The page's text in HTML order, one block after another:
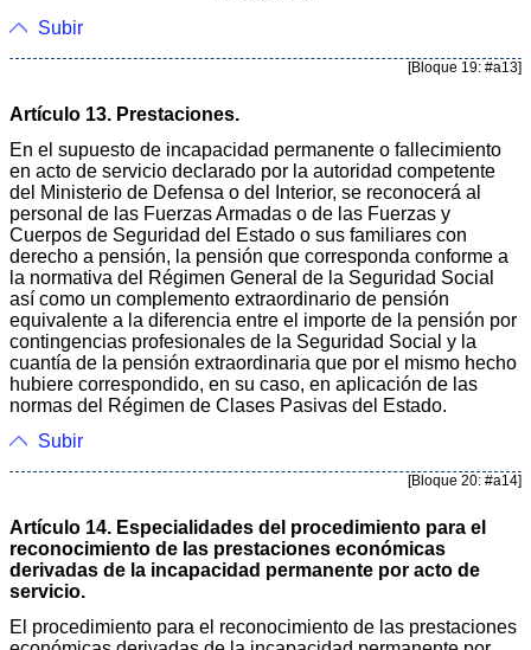
Subir
[Bloque 19: #a13]
Artículo 13. Prestaciones.
En el supuesto de incapacidad permanente o fallecimiento
en acto de servicio declarado por la autoridad competente
del Ministerio de Defensa o del Interior, se reconocerá al
personal de las Fuerzas Armadas o de las Fuerzas y
Cuerpos de Seguridad del Estado o sus familiares con
derecho a pensión, la pensión que corresponda conforme a
la normativa del Régimen General de la Seguridad Social
así como un complemento extraordinario de pensión
equivalente a la diferencia entre el importe de la pensión por
contingencias profesionales de la Seguridad Social y la
cuantía de la pensión extraordinaria que por el mismo hecho
hubiere correspondido, en su caso, en aplicación de las
normas del Régimen de Clases Pasivas del Estado.
Subir
[Bloque 20: #a14]
Artículo 14. Especialidades del procedimiento para el
reconocimiento de las prestaciones económicas
derivadas de la incapacidad permanente por acto de
servicio.
El procedimiento para el reconocimiento de las prestaciones